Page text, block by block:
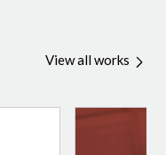
View all works